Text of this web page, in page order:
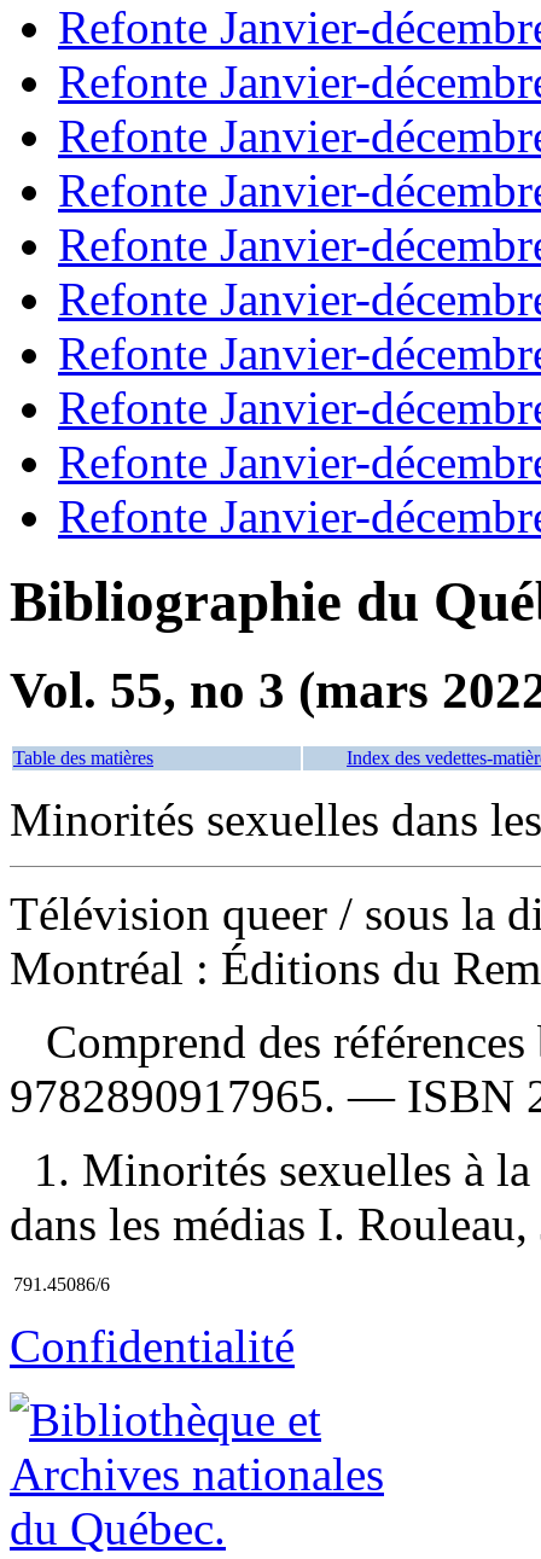
Refonte Janvier-
Refonte Janvier-
Refonte Janvier-
Refonte Janvier-
Refonte Janvier-
Refonte Janvier-
Refonte Janvier-
Refonte Janvier-
Refonte Janvier-
Refonte Janvier-
Bibliographie du
Vol. 55, no 3 (mars
Table des matières Index des vedettes-
Minorités sexuelles dans
Télévision queer / sous la
Montréal : Éditions du
Comprend des
9782890917965. — ISBN
1. Minorités sexuelles à
dans les médias I.
791.45086/6
Confidentialité